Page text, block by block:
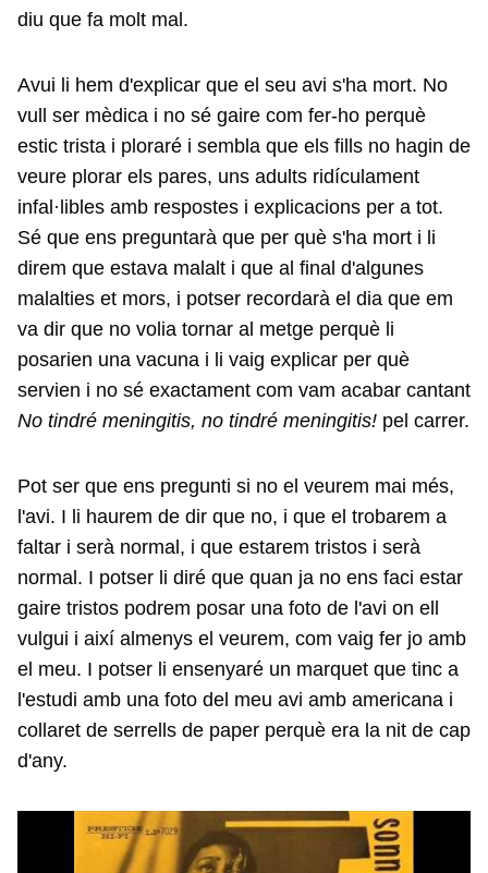
diu que fa molt mal.
Avui li hem d'explicar que el seu avi s'ha mort. No
vull ser mèdica i no sé gaire com fer-ho perquè
estic trista i ploraré i sembla que els fills no hagin de
veure plorar els pares, uns adults ridículament
infal·libles amb respostes i explicacions per a tot.
Sé que ens preguntarà que per què s'ha mort i li
direm que estava malalt i que al final d'algunes
malalties et mors, i potser recordarà el dia que em
va dir que no volia tornar al metge perquè li
posarien una vacuna i li vaig explicar per què
servien i no sé exactament com vam acabar cantant
No tindré meningitis, no tindré meningitis! pel carrer.
Pot ser que ens pregunti si no el veurem mai més,
l'avi. I li haurem de dir que no, i que el trobarem a
faltar i serà normal, i que estarem tristos i serà
normal. I potser li diré que quan ja no ens faci estar
gaire tristos podrem posar una foto de l'avi on ell
vulgui i així almenys el veurem, com vaig fer jo amb
el meu. I potser li ensenyaré un marquet que tinc a
l'estudi amb una foto del meu avi amb americana i
collaret de serrells de paper perquè era la nit de cap
d'any.